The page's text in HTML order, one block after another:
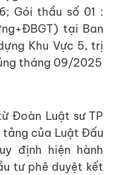
Gói thầu số 01 :
tại Ban
Khu Vực 5, trị
tháng 09/2025
Đoàn Luật sư TP
tảng của Luật Đấu
định hiện hành
tư phê duyệt kết